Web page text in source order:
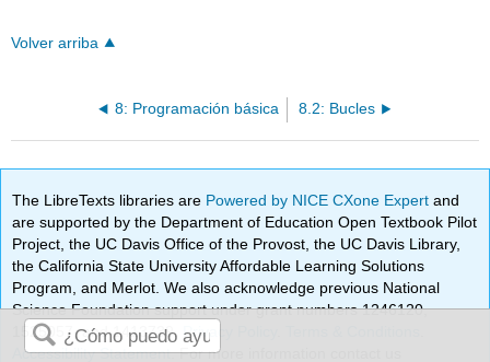
Volver arriba
8: Programación básica 8.2: Bucles
The LibreTexts libraries are Powered by NICE CXone Expertand
are supported by the Department of Education Open Textbook Pilot
Project, the UC Davis Office of the Provost, the UC Davis Library,
the California State University Affordable Learning Solutions
Program, and Merlot. We also acknowledge previous National
Science Foundation support under grant numbers 1246120,
1525057, and 1413739. Privacy Policy
Accessibility Statement. For more information contact us